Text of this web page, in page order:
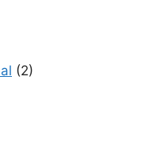
(2)